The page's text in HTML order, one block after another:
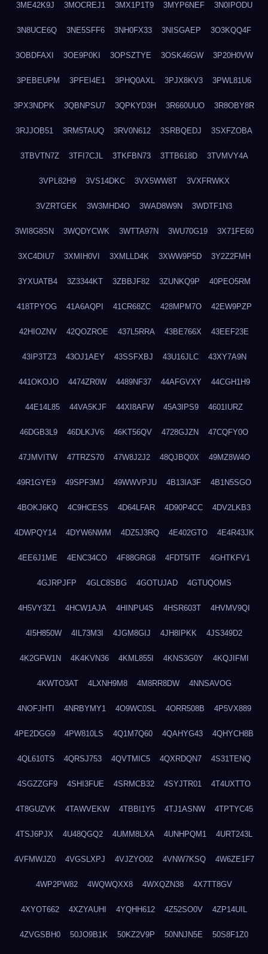
3ME42K9J 3MOCREJ1 3MX1P1T9 3MYP6NEF 3N0IPODU
3N8UCE6Q 3NE5SFF6 3NH0FX33 3NISGAEP 3O3KQQ4F
3OBDFAXI 3OE9P0KI 3OPSZTYE 3OSK46GW 3P20H0VW
3PEBEUPM 3PFEI4E1 3PHQ0AXL 3PJX8KV3 3PWL81U6
3PX3NDPK 3QBNPSU7 3QPKYD3H 3R660UUO 3R8OBY8R
3RJJOB51 3RM5TAUQ 3RV0N612 3SRBQEDJ 3SXFZOBA
3TBVTN7Z 3TFI7CJL 3TKFBN73 3TTB618D 3TVMVY4A
3VPL82H9 3VS14DKC 3VX5WW8T 3VXFRWKX
3VZRTGEK 3W3MHD4O 3WAD8W9N 3WDTF1N3
3WI8G8SN 3WQDYCWK 3WTTA97N 3WU70G19 3X71FE60
3XC4DIU7 3XMIH0VI 3XMLLD4K 3XWW9P5D 3Y2Z2FMH
3YXUATB4 3Z3344KT 3ZBBJF82 3ZUNKQ9P 40PEO5RM
418TPYOG 41A6AQPI 41CR68ZC 428MPM7O 42EW9PZP
42HIOZNV 42QOZROE 437L5RRA 43BE766X 43EEF23E
43IP3TZ3 43OJ1AEY 43SSFXBJ 43U16JLC 43XY7A9N
441OKOJO 4474ZR0W 4489NF37 44AFGVXY 44CGH1H9
44E14L85 44VA5KJF 44XI8AFW 45A3IPS9 4601IURZ
46DGB3L9 46DLKJV6 46KT56QV 4728GJZN 47CQFY0O
47JMVITW 47TRZS70 47W8J2J2 48QJBQ0X 49MZ8W4O
49R1GYE9 49SPF3MJ 49WWVPJU 4B13IA3F 4B1N5SGO
4BOKJ6KQ 4C9HCESS 4D64LFAR 4D90P4CC 4DV2LKB3
4DWPQY14 4DYW6NWM 4DZ5J3RQ 4E402GTO 4E4R43JK
4EE6J1ME 4ENC34CO 4F88GRG8 4FDT5ITF 4GHTKFV1
4GJRPJFP 4GLC8SBG 4GOTUJAD 4GTUQOMS
4H5VY3Z1 4HCW1AJA 4HINPU4S 4HSR603T 4HVMV9QI
4I5H850W 4IL73M3I 4JGM8GIJ 4JH8IPKK 4JS349D2
4K2GFW1N 4K4KVN36 4KML855I 4KNS3G0Y 4KQJIFMI
4KWTO3AT 4LXNH9M8 4M8RR8DW 4NNSAVOG
4NOFJHTI 4NRBYMY1 4O9WC0SL 4ORR508B 4P5VX889
4PE2DGG9 4PW810LS 4Q1M7Q60 4QAHYG43 4QHYCH8B
4QL610TS 4QRSJ753 4QVTMIC5 4QXRDQN7 4S31TENQ
4SGZZGF9 4SHI3FUE 4SRMCB32 4SYJTR01 4T4UXTTO
4T8GUZVK 4TAWVEKW 4TBBI1Y5 4TJ1ASNW 4TPTYC45
4TSJ6PJX 4U48QGQ2 4UMM8LXA 4UNHPQM1 4URT243L
4VFMWJZ0 4VGSLXPJ 4VJZYO02 4VNW7KSQ 4W6ZE1F7
4WP2PW82 4WQWQXX8 4WXQZN38 4X7TT8GV
4XYOT662 4XZYAUHI 4YQHH612 4Z52SO0V 4ZP14UIL
4ZVGSBH0 50JO9B1K 50KZ2V9P 50NNJN5E 50S8F1Z0